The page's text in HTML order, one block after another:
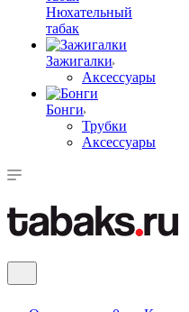
Нюхательный
табак
Зажигалки
Аксессуары
Бонги
Трубки
Аксессуары